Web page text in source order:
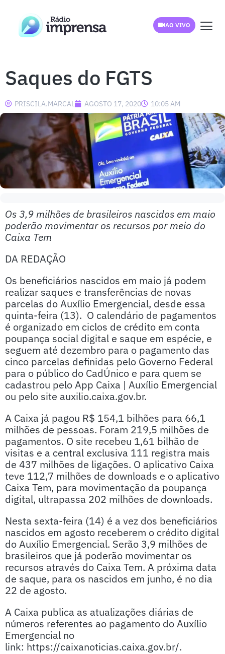
AO VIVO
Saques do FGTS
PRISCILA.MARCAL AGOSTO 17, 2020 10:05 AM
Os 3,9 milhões de brasileiros nascidos em maio
poderão movimentar os recursos por meio do
Caixa Tem
DA REDAÇÃO
Os beneficiários nascidos em maio já podem
realizar saques e transferências de novas
parcelas do Auxílio Emergencial, desde essa
quinta-feira (13). O calendário de pagamentos
é organizado em ciclos de crédito em conta
poupança social digital e saque em espécie, e
seguem até dezembro para o pagamento das
cinco parcelas definidas pelo Governo Federal
para o público do CadÚnico e para quem se
cadastrou pelo App Caixa | Auxílio Emergencial
ou pelo site auxilio.caixa.gov.br.
A Caixa já pagou R$ 154,1 bilhões para 66,1
milhões de pessoas. Foram 219,5 milhões de
pagamentos. O site recebeu 1,61 bilhão de
visitas e a central exclusiva 111 registra mais
de 437 milhões de ligações. O aplicativo Caixa
teve 112,7 milhões de downloads e o aplicativo
Caixa Tem, para movimentação da poupança
digital, ultrapassa 202 milhões de downloads.
Nesta sexta-feira (14) é a vez dos beneficiários
nascidos em agosto receberem o crédito digital
do Auxílio Emergencial. Serão 3,9 milhões de
brasileiros que já poderão movimentar os
recursos através do Caixa Tem. A próxima data
de saque, para os nascidos em junho, é no dia
22 de agosto.
A Caixa publica as atualizações diárias de
números referentes ao pagamento do Auxílio
Emergencial no
link: https://caixanoticias.caixa.gov.br/.